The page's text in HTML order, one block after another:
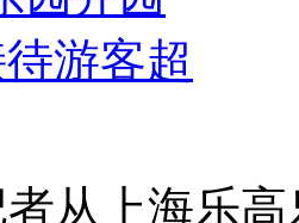
从上海乐